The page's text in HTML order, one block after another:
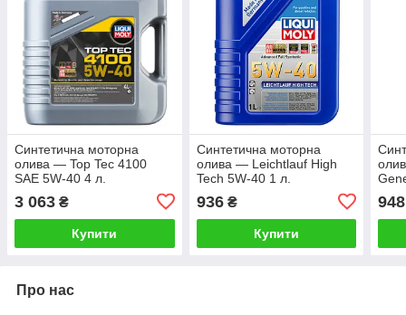
Синтетична моторна
олива — Top Tec 4100
SAE 5W-40 4 л.
3 063 ₴
Купити
Синтетична моторна
олива — Leichtlauf High
Tech 5W-40 1 л.
936₴
Купити
948
Про нас